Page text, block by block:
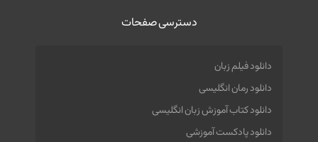
دسترسی صفحات
دانلود فیلم زبان
دانلود رمان انگلیسی
دانلود کتاب آموزش زبان انگلیسی
دانلود پادکست آموزشی